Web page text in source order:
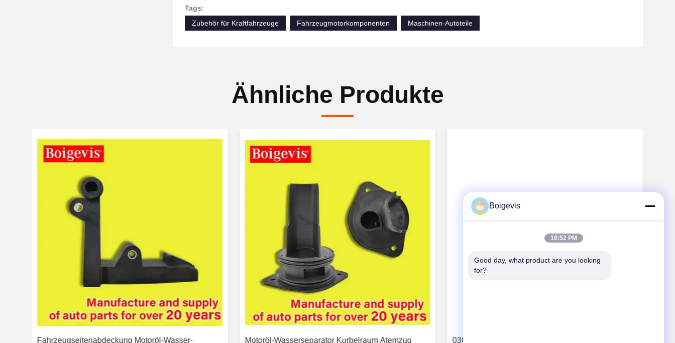
Tags:
Zubehör für Kraftfahrzeuge
Fahrzeugmotorkomponenten Maschinen-Autoteile
Ähnliche Produkte
Fahrzeugseitenabdeckung Motoröl-Wasser-
Motoröl-Wasserseparator Kurbelraum Atemzug
03C103464E Ersatzteile für Kraftfahrzeugmotoren
Boigevis
10:52 PM
Good day, what product are you looking
for?